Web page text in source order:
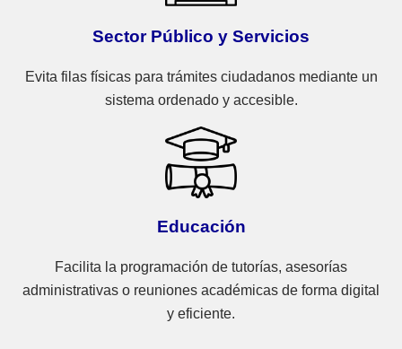
Sector Público y Servicios
Evita filas físicas para trámites ciudadanos mediante un
sistema ordenado y accesible.
Educación
Facilita la programación de tutorías, asesorías
administrativas o reuniones académicas de forma digital
y eficiente.